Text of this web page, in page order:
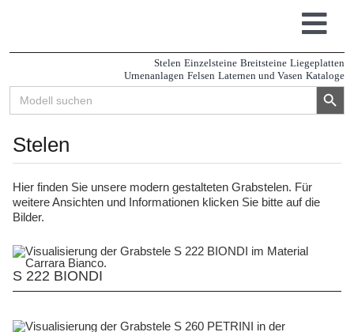
Stelen Einzelsteine Breitsteine Liegeplatten
Urnenanlagen Felsen Laternen und Vasen Kataloge
Search
for:
Search Button
Stelen
Hier finden Sie unsere modern gestalteten Grabstelen. Für
weitere Ansichten und Informationen klicken Sie bitte auf die
Bilder.
S 222 BIONDI